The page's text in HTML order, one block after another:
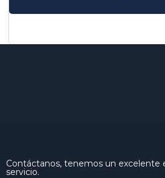
Contáctanos, tenemos un excelente
servicio.